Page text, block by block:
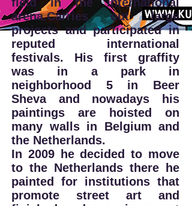
arena.Carries out large
projects and participated in
reputed international
festivals. His first graffity
was in a park in
neighborhood 5 in Beer
Sheva and nowadays his
paintings are hoisted on
many walls in Belgium and
the Netherlands.
In 2009 he decided to move
to the Netherlands there he
painted for institutions that
promote street art and